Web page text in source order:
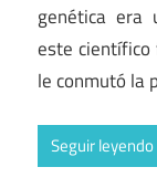
genética era
este científico
le conmutó la
Seguir leyendo